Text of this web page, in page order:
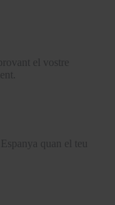
el vostre
quan el teu